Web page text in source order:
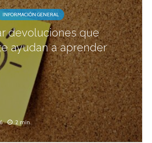
INFORMACIÓN GENERAL
devoluciones que
ayudan a aprender
2 min.